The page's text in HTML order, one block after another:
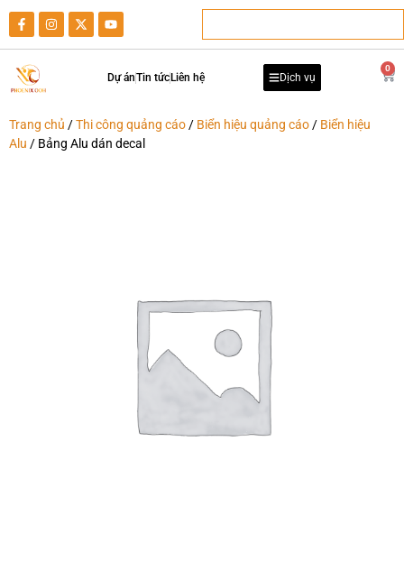
Dự ánTin tức Liên hệ Dịch vụ
0
Trang chủ /Thi công quảng cáo / Biển hiệu quảng cáo / Biển hiệu
Alu / Bảng Alu dán decal